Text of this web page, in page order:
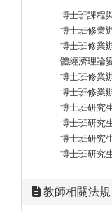
博士班課程
博士班修業
博士班修業
體經濟理論
博士班修業
博士班修業
博士班研究
博士班研究
博士班研究
博士班研究
教師相關法規